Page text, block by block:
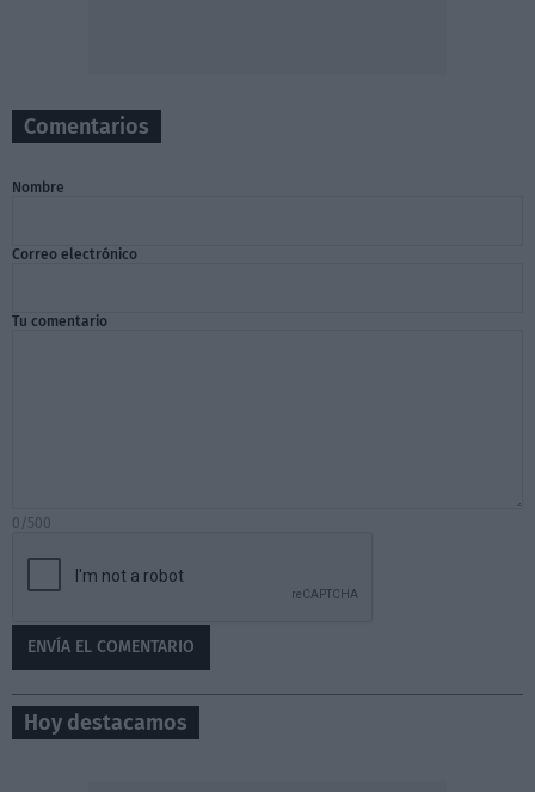
Comentarios
Nombre
Correo electrónico
Tu comentario
0/500
Hoy destacamos